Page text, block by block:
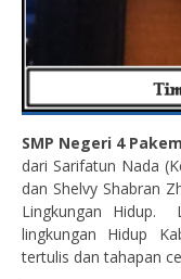
SMP Negeri 4
dari Sarifatun Nada
dan Shelvy Shabran
Lingkungan Hidup.
lingkungan Hidup
tertulis dan tahapan